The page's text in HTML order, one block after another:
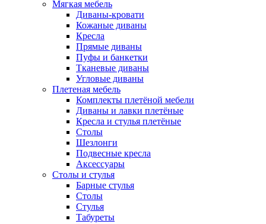
Мягкая мебель
Диваны-кровати
Кожаные диваны
Кресла
Прямые диваны
Пуфы и банкетки
Тканевые диваны
Угловые диваны
Плетеная мебель
Комплекты плетёной мебели
Диваны и лавки плетёные
Кресла и стулья плетёные
Столы
Шезлонги
Подвесные кресла
Аксессуары
Столы и стулья
Барные стулья
Столы
Стулья
Табуреты